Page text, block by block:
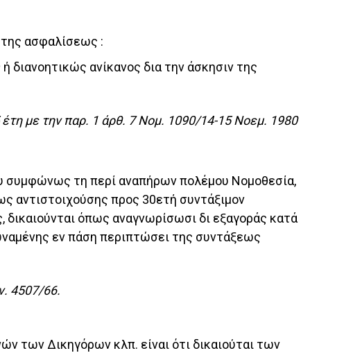
της ασφαλίσεως :
ανίκανος δια την άσκησιν της
με την παρ. 1 άρθ. 7 Νομ. 1090/14-15 Νοεμ. 1980
συμφώνως τη περί αναπήρων πολέμου Νομοθεσία,
αντιστοιχούσης προς 30ετή συντάξιμον
όπως αναγνωρίσωσι δι εξαγοράς κατά
εν πάση περιπτώσει της συντάξεως
4507/66.
των Δικηγόρων κλπ. είναι ότι δικαιούται των